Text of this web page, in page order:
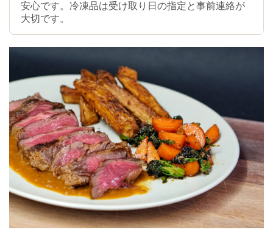
安心です。冷凍品は受け取り日の指定と事前連絡が
大切です。